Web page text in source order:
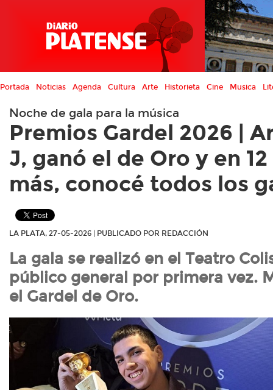
Portada Noticias Agenda Cultura Arte Historieta Cine Musica
Noche de gala para la música
Premios Gardel 2026 |
J, ganó el de Oro y en
más, conocé todos los
LA PLATA, 27-05-2026 | PUBLICADO POR REDACCIÓN
La gala se realizó en el Teatro
público general por primera vez.
el Gardel de Oro.